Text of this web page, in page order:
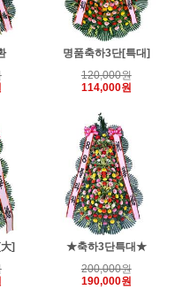
명품축하3단[특대]
120,000원
114,000원
]
★축하3단특대★
200,000원
190,000원